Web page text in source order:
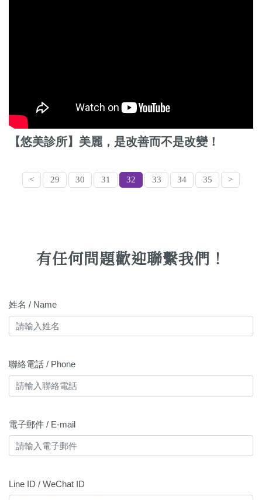
【悠美診所】美麗，是改善而不是改變！
< 29 30 31 32 33 34 35 >
有任何問題歡迎聯繫我們！
姓名 / Name
聯絡電話 / Phone
電子郵件 / E-mail
Line ID / WeChat ID